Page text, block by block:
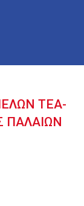
ΤΕΑ-
ΠΑΛΑΙΩΝ